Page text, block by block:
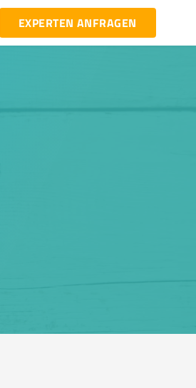
EXPERTEN ANFRAGEN